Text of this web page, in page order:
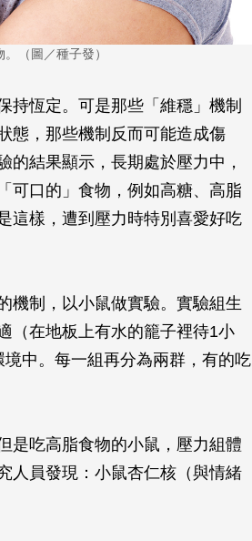
（圖／種子發）
持恆定。可是那些「維穩」機制
態，那些機制反而可能造成傷
的結果顯示，長期處於壓力中，
可口的」食物，例如高糖、高脂
這樣，遭到壓力時特別喜愛好吃
機制，以小鼠做實驗。實驗組生
（在地板上有水的籠子裡待1小
中。每一組再分為兩群，有的吃
是吃高脂食物的小鼠，壓力組體
人員發現：小鼠杏仁核（與情緒